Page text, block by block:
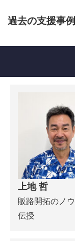
過去の支援事
上地 哲
販路開拓のノ
伝授